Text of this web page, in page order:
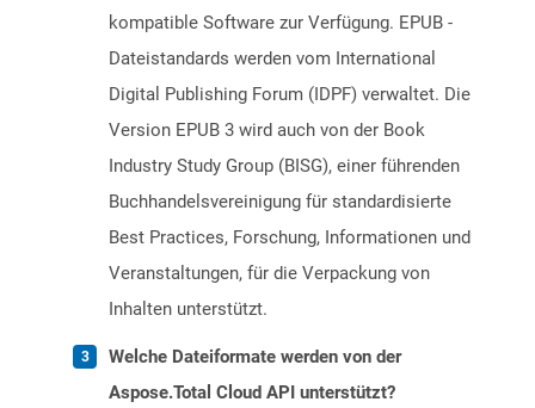
kompatible Software zur Verfügung. EPUB -
Dateistandards werden vom International
Digital Publishing Forum (IDPF) verwaltet. Die
Version EPUB 3 wird auch von der Book
Industry Study Group (BISG), einer führenden
Buchhandelsvereinigung für standardisierte
Best Practices, Forschung, Informationen und
Veranstaltungen, für die Verpackung von
Inhalten unterstützt.
Welche Dateiformate werden von der
Aspose.Total Cloud API unterstützt?